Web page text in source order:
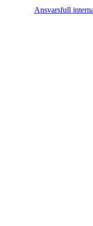
Ansvarsfull